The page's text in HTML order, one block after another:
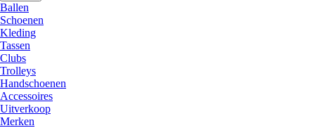
Ballen
Schoenen
Kleding
Tassen
Clubs
Trolleys
Handschoenen
Accessoires
Uitverkoop
Merken